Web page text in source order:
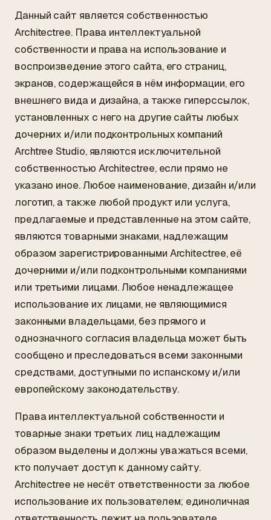
Данный сайт является собственностью
Architectree. Права интеллектуальной
собственности и права на использование и
воспроизведение этого сайта, его страниц,
экранов, содержащейся в нём информации, его
внешнего вида и дизайна, а также гиперссылок,
установленных с него на другие сайты любых
дочерних и/или подконтрольных компаний
Archtree Studio, являются исключительной
собственностью Architectree, если прямо не
указано иное. Любое наименование, дизайн и/или
логотип, а также любой продукт или услуга,
предлагаемые и представленные на этом сайте,
являются товарными знаками, надлежащим
образом зарегистрированными Architectree, её
дочерними и/или подконтрольными компаниями
или третьими лицами. Любое ненадлежащее
использование их лицами, не являющимися
законными владельцами, без прямого и
однозначного согласия владельца может быть
сообщено и преследоваться всеми законными
средствами, доступными по испанскому и/или
европейскому законодательству.
Права интеллектуальной собственности и
товарные знаки третьих лиц надлежащим
образом выделены и должны уважаться всеми,
кто получает доступ к данному сайту.
Architectree не несёт ответственности за любое
использование их пользователем; единоличная